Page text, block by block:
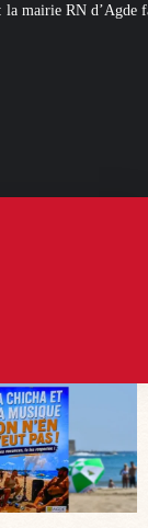
antiraciste » La